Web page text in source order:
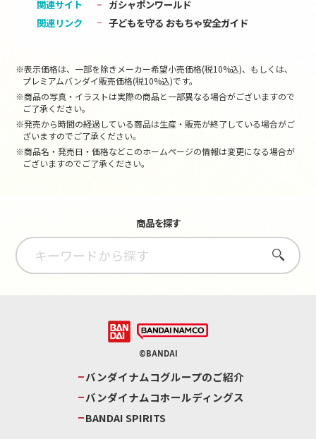
関連サイト
ガシャポンワールド
関連リンク
子どもを守る おもちゃ安全ガイド
※表示価格は、一部を除きメーカー希望小売価格(税10%込)、もしくは、
プレミアムバンダイ販売価格(税10%込)です。
※商品の写真・イラストは実際の商品と一部異なる場合がございますので
ご了承ください。
※発売から時間の経過している商品は生産・販売が終了している場合がご
ざいますのでご了承ください。
※商品名・発売日・価格などこのホームページの情報は変更になる場合が
ございますのでご了承ください。
商品を探す
さがす
©BANDAI
バンダイナムコグループのご紹介
バンダイナムコホールディングス
BANDAI SPIRITS